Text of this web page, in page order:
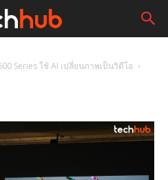
Series ใช้ AI เปลี่ยนภาพเป็นวิดีโอ